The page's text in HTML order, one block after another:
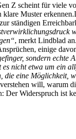
Z scheint für viele
klare Muster
ständigen
, merkt Lindblad
einige
sondern echte
es nicht etwa um ein
die eine Möglichkeit,
will, warum
Der Widerspruch ist